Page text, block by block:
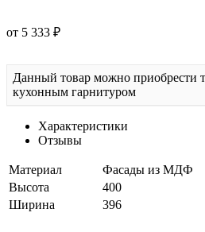
от 5 333 ₽
Данный товар можно приобрести
кухонным гарнитуром
Характеристики
Отзывы
Материал
Фасады из МДФ
Высота
400
Ширина
396